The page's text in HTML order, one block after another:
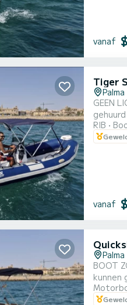
vanaf
Tiger
GEEN
RIB
vanaf
BOOT
kunnen
Stort